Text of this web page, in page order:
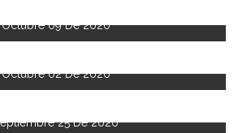
Octubre 09 De 2020
Octubre 02 De 2020
25 De 2020